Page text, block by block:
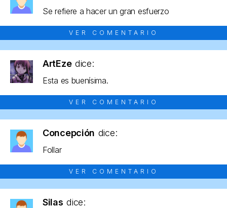
Se refiere a hacer un gran esfuerzo
VER COMENTARIO
ArtEze dice:
Esta es buenísima.
VER COMENTARIO
Concepción dice:
Follar
VER COMENTARIO
Silas dice: